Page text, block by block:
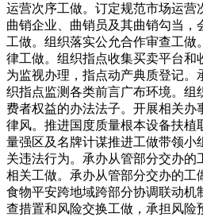
运营次序工做。订定规范市场运
曲销企业、曲销员及其曲销勾当
工做。组织落实公允合作审查工
律工做。组织指点收集买卖平台
为监视办理，指点动产典质登记
织指点监测各类前言广布环境。
费者权益的办法法子。开展相关
律风。推进国度质量根本设备扶
量强区及名牌计谋推进工做带领
关违法行为。承办从管部分交办
相关工做。承办从管部分交办的
食物平安跨地域跨部分协调联动
查措置和风险交换工做，承担风